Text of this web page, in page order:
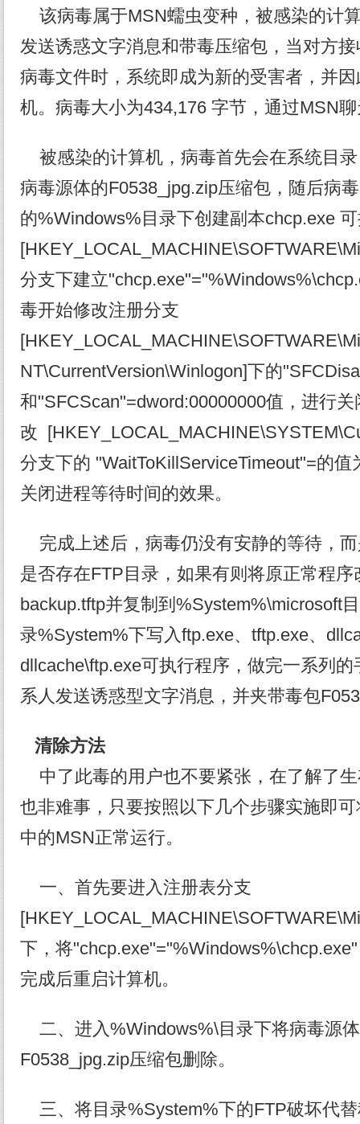
该病毒属于MSN蠕虫变种，被感染的计
发送诱惑文字消息和带毒压缩包，当对方
病毒文件时，系统即成为新的受害者，并
机。病毒大小为434,176 字节，通过MSN
被感染的计算机，病毒首先会在系统目
病毒源体的F0538_jpg.zip压缩包，随后病
的%Windows%目录下创建副本chcp.exe
分支下建立
毒开始修改注册分支
NT\CurrentVersion\Winlogon]下的
和"SFCScan"=dword:00000000值，进行
改
分支下的 "WaitToKillServiceTimeout"=的
关闭进程等待时间的效果。
完成上述后，病毒仍没有安静的等待，
是否存在FTP目录，如果有则将原正常程序
backup.tftp并复制到%System%\microsoft
录%System%下写入ftp.exe、tftp.exe、
dllcache\ftp.exe可执行程序，做完一系列
系人发送诱惑型文字消息，并夹带毒包
清除方法
中了此毒的用户也不要紧张，在了解了
也非难事，只要按照以下几个步骤实施即
中的MSN正常运行。
一、首先要进入注册表分支
下，将
完成后重启计算机。
二、进入%Windows%\目录下将病毒源
F0538_jpg.zip压缩包删除。
三、将目录%System%下的FTP破坏代